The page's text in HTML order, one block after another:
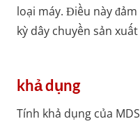
loại máy. Điều này
kỳ dây chuyền sản
khả dụng
Tính khả dụng của